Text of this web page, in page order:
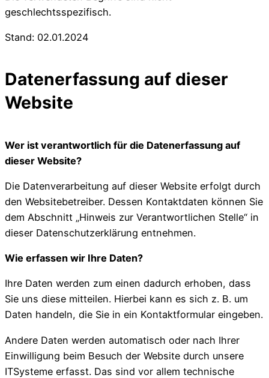
geschlechtsspezifisch.
Stand: 02.01.2024
Datenerfassung auf dieser
Website
Wer ist verantwortlich für die Datenerfassung auf
dieser Website?
Die Datenverarbeitung auf dieser Website erfolgt durch
den Websitebetreiber. Dessen Kontaktdaten können Sie
dem Abschnitt „Hinweis zur Verantwortlichen Stelle“ in
dieser Datenschutzerklärung entnehmen.
Wie erfassen wir Ihre Daten?
Ihre Daten werden zum einen dadurch erhoben, dass
Sie uns diese mitteilen. Hierbei kann es sich z. B. um
Daten handeln, die Sie in ein Kontaktformular eingeben.
Andere Daten werden automatisch oder nach Ihrer
Einwilligung beim Besuch der Website durch unsere
ITSysteme erfasst. Das sind vor allem technische